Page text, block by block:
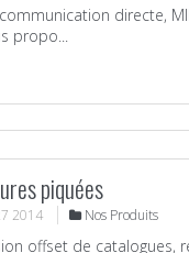
directe,
propo...
piquées
2014 Nos Produits
offset de catalogues,